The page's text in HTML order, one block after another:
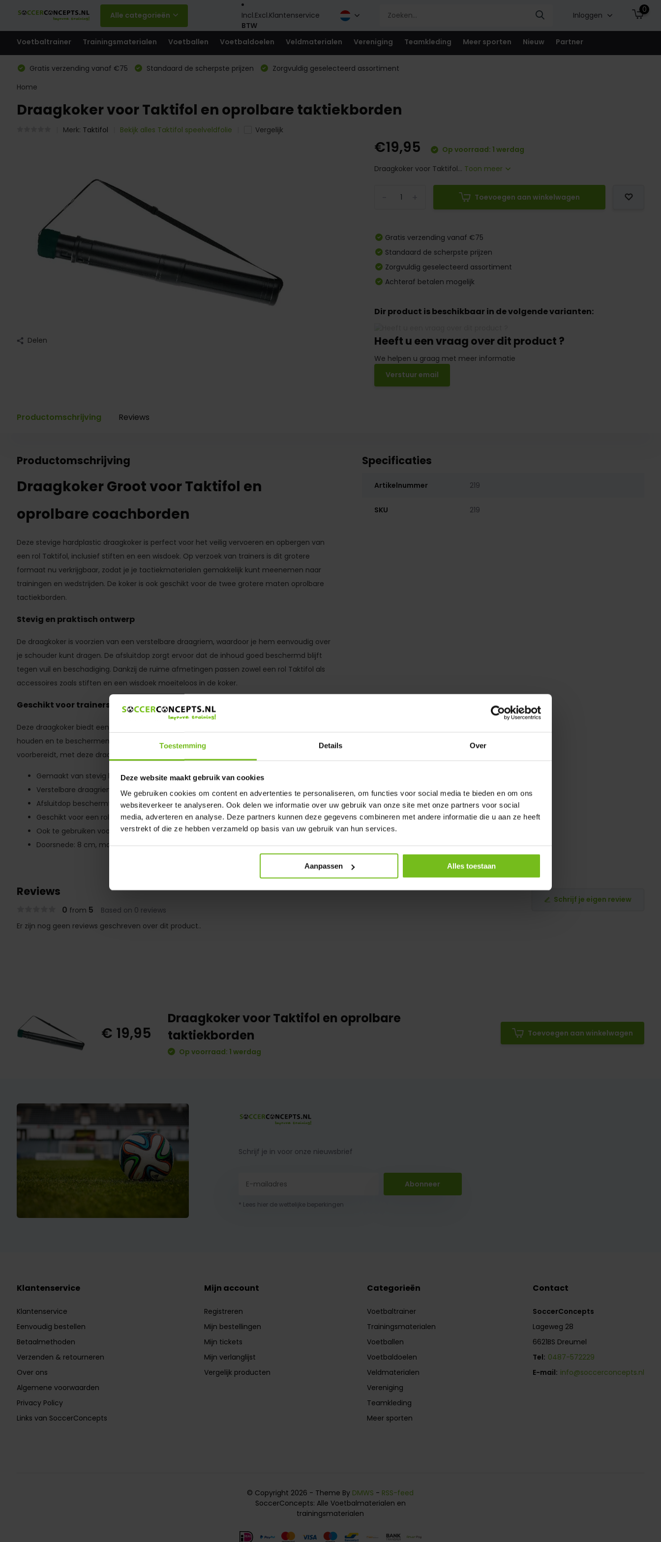
Toestemming Details Over
Deze website maakt gebruik van cookies
We gebruiken cookies om content en advertenties te personaliseren, om functies voor social media te bieden en om ons
websiteverkeer te analyseren. Ook delen we informatie over uw gebruik van onze site met onze partners voor social
media, adverteren en analyse. Deze partners kunnen deze gegevens combineren met andere informatie die u aan ze heeft
verstrekt of die ze hebben verzameld op basis van uw gebruik van hun services.
Aanpassen Alles toestaan
Alle categorieën Incl.Excl.
BTW
Klantenservice Inloggen
0
Voetbaltrainer Trainingsmaterialen Voetballen Voetbaldoelen Veldmaterialen Vereniging Teamkleding Meer sporten Nieuw Partner
Gratis verzending vanaf €75 Standaard de scherpste prijzen
Zorgvuldig geselecteerd assortiment
Home
Draagkoker voor Taktifol en oprolbare taktiekborden
Merk: Taktifol Bekijk alles Taktifol speelveldfolie Vergelijk
Delen
€19,95
Op voorraad: 1 werdag
Draagkoker voor Taktifol... Toon meer
Toevoegen aan winkelwagen
Gratis verzending vanaf €75
Standaard de scherpste prijzen
Zorgvuldig geselecteerd assortiment
Achteraf betalen mogelijk
Dir product is beschikbaar in de volgende varianten:
Heeft u een vraag over dit product ?
We helpen u graag met meer informatie
Verstuur email
Productomschrijving Reviews
Productomschrijving
Draagkoker Groot voor Taktifol en
oprolbare coachborden
Deze stevige hardplastic draagkoker is perfect voor het veilig vervoeren en opbergen van
een rol Taktifol, inclusief stiften en een wisdoek. Op verzoek van trainers is dit grotere
formaat nu verkrijgbaar, zodat je je tactiekmaterialen gemakkelijk kunt meenemen naar
trainingen en wedstrijden. De koker is ook geschikt voor de twee grotere maten oprolbare
tactiekborden.
Stevig en praktisch ontwerp
De draagkoker is voorzien van een verstelbare draagriem, waardoor je hem eenvoudig over
je schouder kunt dragen. De afsluitdop zorgt ervoor dat de inhoud goed beschermd blijft
tegen vuil en beschadiging. Dankzij de ruime afmetingen passen zowel een rol Taktifol als
accessoires zoals stiften en een wisdoek moeiteloos in de koker.
Geschikt voor trainers en coaches
Deze draagkoker biedt een efficiënte manier om je tactiekmaterialen georganiseerd te
houden en te beschermen. Of je nu op pad bent naar een uitwedstrijd of een bespreking
voorbereidt, met deze draagkoker heb je altijd alles bij de hand.
Gemaakt van stevig hardplastic
Verstelbare draagriem voor comfortabel transport
Afsluitdop beschermt tegen vuil en beschadiging
Geschikt voor een rol Taktifol en accessoires
Ook te gebruiken voor grotere oprolbare tactiekborden
Doorsnede: 8 cm, maximale lengte: 120 cm
Specificaties
Artikelnummer 219
SKU 219
Reviews
0 from 5 Based on 0 reviews
Schrijf je eigen review
Er zijn nog geen reviews geschreven over dit product..
€ 19,95
Draagkoker voor Taktifol en oprolbare
taktiekborden
Op voorraad: 1 werdag
Toevoegen aan winkelwagen
Schrijf je in voor onze nieuwsbrief
Abonneer
* Lees hier de wettelijke beperkingen
Klantenservice
Klantenservice
Eenvoudig bestellen
Betaalmethoden
Verzenden & retourneren
Over ons
Algemene voorwaarden
Privacy Policy
Links van SoccerConcepts
Mijn account
Registreren
Mijn bestellingen
Mijn tickets
Mijn verlanglijst
Vergelijk producten
Categorieën
Voetbaltrainer
Trainingsmaterialen
Voetballen
Voetbaldoelen
Veldmaterialen
Vereniging
Teamkleding
Meer sporten
Contact
SoccerConcepts
Lageweg 28
6621BS Dreumel
Tel: 0487-572229
E-mail: info@soccerconcepts.nl
© Copyright 2026 - Theme By DMWS - RSS-feed
SoccerConcepts: Alle Voetbalmaterialen en
trainingsmaterialen